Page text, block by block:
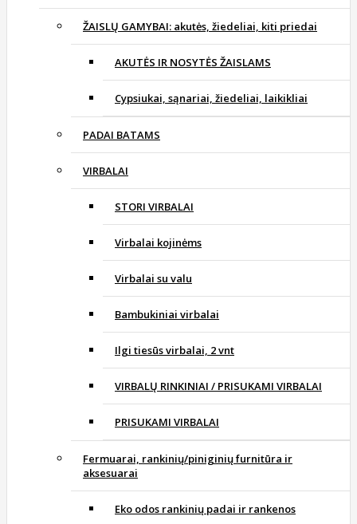
ŽAISLŲ GAMYBAI: akutės, žiedeliai, kiti priedai
AKUTĖS IR NOSYTĖS ŽAISLAMS
Cypsiukai, sąnariai, žiedeliai, laikikliai
PADAI BATAMS
VIRBALAI
STORI VIRBALAI
Virbalai kojinėms
Virbalai su valu
Bambukiniai virbalai
Ilgi tiesūs virbalai, 2 vnt
VIRBALŲ RINKINIAI / PRISUKAMI VIRBALAI
PRISUKAMI VIRBALAI
Fermuarai, rankinių/piniginių furnitūra ir
aksesuarai
Eko odos rankinių padai ir rankenos